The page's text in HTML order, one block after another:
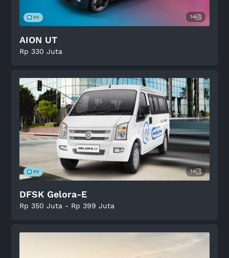
14
AION UT
Rp 330 Juta
14
DFSK Gelora-E
Rp 350 Juta - Rp 399 Juta